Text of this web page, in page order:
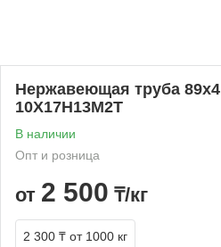
Нержавеющая труба
10Х17Н13М2Т
В наличии
Опт и розница
от 2 500 ₸/кг
2 300 ₸ от 1000 кг